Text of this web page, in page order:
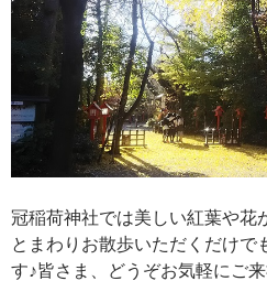
冠稲荷神社では美しい紅葉や花
とまわりお散歩いただくだけで
す♪皆さま、どうぞお気軽にご